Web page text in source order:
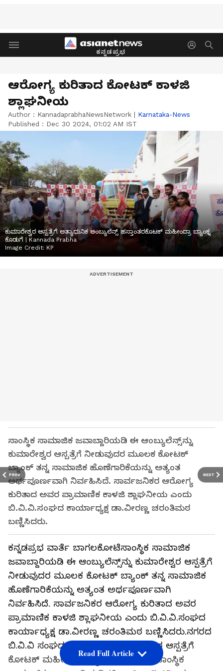
ಕನ್ನಡಪ್ರಭ
PREV NEXT
ಆರೋಗ್ಯ ಕುರಿತಾದ ಕೋಟಕ್‌ ಕಾಳಜಿ
ಶ್ಲಾಘನೀಯ
Author : KannadaprabhaNewsNetwork | Karnataka-News
Published : Dec 30 2024, 01:02 AM IST
ಕುಮಾರೇಶ್ವರ ಆಸ್ಪತ್ರೆಗೆ ಅತ್ಯಾಧುನಿಕ ಅಂಬ್ಯುಲೆನ್ಸ್ ಹಸ್ತಾಂತರಕೊಟಕ್ ಮಹೀಂದ್ರಾ ಬ್ಯಾಂಕ್ನ
ಕೊಡುಗೆ | Kannada Prabha
Image Credit: KP
ಸಾಂಸ್ಥಿಕ ಸಾಮಾಜಿಕ ಜವಾಬ್ದಾರಿಯಡಿ ಈ ಆಂಬ್ಯುಲೆನ್ಸ್‌ನ್ನು
ಕುಮಾರೇಶ್ವರ ಆಸ್ಪತ್ರೆಗೆ ನೀಡುವುದರ ಮೂಲಕ ಕೋಟಕ್
ಬ್ಯಾಂಕ್ ತನ್ನ ಸಾಮಾಜಿಕ ಹೊಣೆಗಾರಿಕೆಯನ್ನು ಅತ್ಯಂತ
ಅರ್ಥಪೂರ್ಣವಾಗಿ ನಿರ್ವಹಿಸಿದೆ. ಸಾರ್ವಜನಿಕರ ಆರೋಗ್ಯ
ಕುರಿತಾದ ಅವರ ಪ್ರಾಮಾಣಿಕ ಕಾಳಜಿ ಶ್ಲಾಘನೀಯ ಎಂದು
ಬಿ.ವಿ.ವಿ.ಸಂಘದ ಕಾರ್ಯಾಧ್ಯಕ್ಷ ಡಾ.ವೀರಣ್ಣ ಚರಂತಿಮಠ
ಬಣ್ಣಿಸಿದರು.
ಕನ್ನಡಪ್ರಭ ವಾರ್ತೆ ಬಾಗಲಕೋಟೆಸಾಂಸ್ಥಿಕ ಸಾಮಾಜಿಕ
ಜವಾಬ್ದಾರಿಯಡಿ ಈ ಆಂಬ್ಯುಲೆನ್ಸ್‌ನ್ನು ಕುಮಾರೇಶ್ವರ ಆಸ್ಪತ್ರೆಗೆ
ನೀಡುವುದರ ಮೂಲಕ ಕೋಟಕ್ ಬ್ಯಾಂಕ್ ತನ್ನ ಸಾಮಾಜಿಕ
ಹೊಣೆಗಾರಿಕೆಯನ್ನು ಅತ್ಯಂತ ಅರ್ಥಪೂರ್ಣವಾಗಿ
ನಿರ್ವಹಿಸಿದೆ. ಸಾರ್ವಜನಿಕರ ಆರೋಗ್ಯ ಕುರಿತಾದ ಅವರ
ಪ್ರಾಮಾಣಿಕ ಕಾಳಜಿ ಶ್ಲಾಘನೀಯ ಎಂದು ಬಿ.ವಿ.ವಿ.ಸಂಘದ
ಕಾರ್ಯಾಧ್ಯಕ್ಷ ಡಾ.ವೀರಣ್ಣ ಚರಂತಿಮಠ ಬಣ್ಣಿಸಿದರು.ನಗರದ
ಬಿ.ವಿ.ವಿ ಸಂಘದ ಹಾನಗಲ್ಲ ಶ್ರೀ ಕುಮಾರೇಶ್ವರ ಆಸ್ಪತ್ರೆಗೆ
ಕೋಟಕ್ ಮಹೀಂದ್ರಾ ಬ್ಯಾಂಕ್ ವತಿಯಿಂದ ಸಾಂಸ್ಥಿಕ
Read Full Article